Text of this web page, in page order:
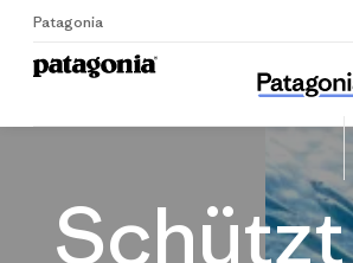
Patagonia
Schützt die Meere